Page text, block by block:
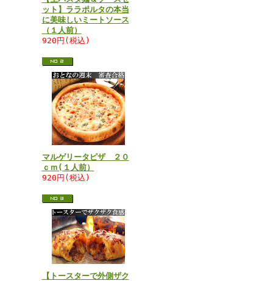
ット】ララポルタの本当
に美味しいミートソース
（１人前）
920円(税込)
マルゲリータピザ ２０
ｃｍ(１人前）
920円(税込)
【トースターで外側ザク